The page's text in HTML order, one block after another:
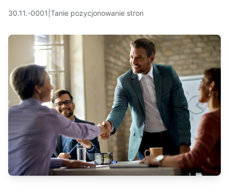
30.11.-0001 Tanie pozycjonowanie stron